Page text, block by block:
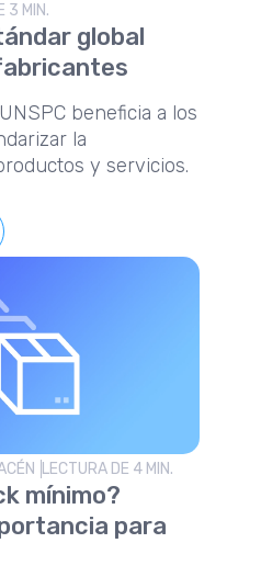
3 MIN.
global
beneficia a los
la
y servicios.
LECTURA DE 4 MIN.
mínimo?
para